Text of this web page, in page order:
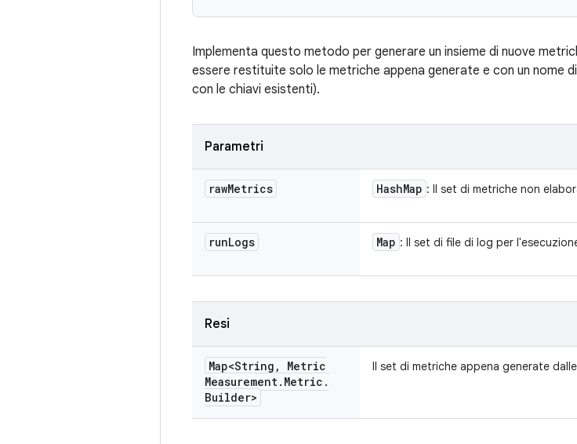
Implementa questo metodo per generare un insieme di nuove
essere restituite solo le metriche appena generate e con un nome
con le chiavi esistenti).
Parametri
rawMetrics HashMap : Il set di metriche non
runLogs Map : Il set di file di log per
Resi
Map<String ,
Metric
Measurement. Metric .
Builder>
Il set di metriche appena generate